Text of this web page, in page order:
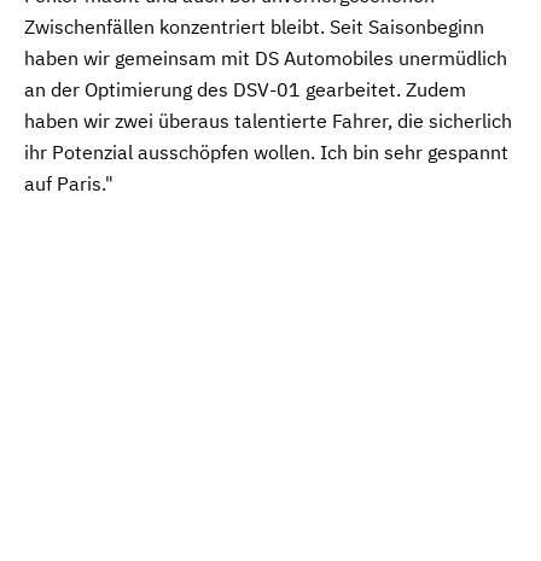
Zwischenfällen konzentriert bleibt. Seit Saisonbeginn
haben wir gemeinsam mit DS Automobiles unermüdlich
an der Optimierung des DSV-01 gearbeitet. Zudem
haben wir zwei überaus talentierte Fahrer, die sicherlich
ihr Potenzial ausschöpfen wollen. Ich bin sehr gespannt
auf Paris."